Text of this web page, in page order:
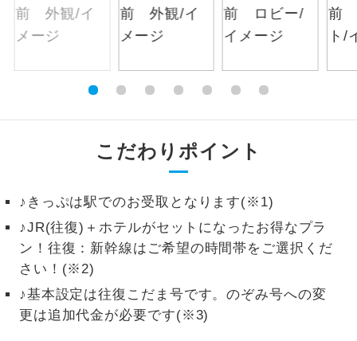
こだわりポイント
♪きっぷは駅でのお受取となります(※1)
♪JR(往復)＋ホテルがセットになったお得なプラ
ン！往復：新幹線はご希望の時間帯をご選択くだ
さい！(※2)
♪基本設定は往復こだま号です。のぞみ号への変
更は追加代金が必要です(※3)
大浴場 ご宿泊ホテルに大浴場が付いています。
全食事付き
事の心配はいりません。（機内食を除
お部屋食
お部屋にてゆっくりとお召し上がりいた
だけます。
トラベルイヤ
ホン
周りの音を気にせず、ガイドさんの説明
をじっくり聞くことができます。
1名様催行
1名様から出発可能な個人型プランで
2名様催行
2名様から出発可能な個人型プランで
す。